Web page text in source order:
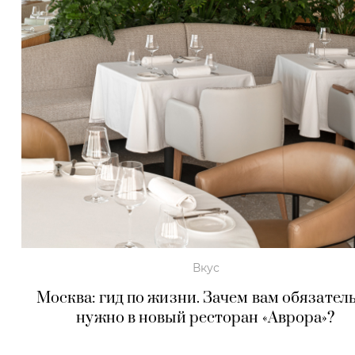
Вкус
Москва: гид по жизни. Зачем вам
нужно в новый ресторан «Аврора»?